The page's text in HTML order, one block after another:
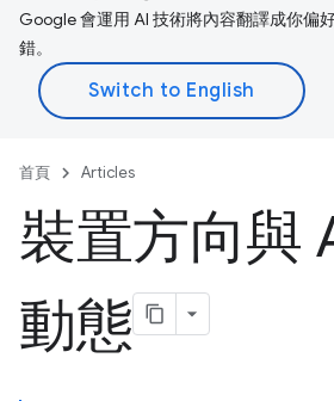
Google 會運用 AI 技術將內容翻譯成你偏
錯。
首頁 Articles
裝置方向與
動態